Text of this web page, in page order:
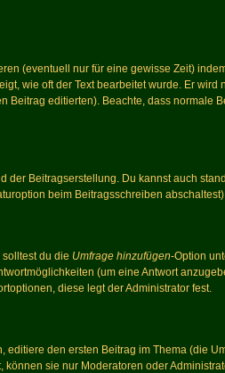
(eventuell nur für eine gewisse Zeit)
wie oft der Text bearbeitet wurde. Er wird
Beitrag editierten). Beachte, dass normale
der Beitragserstellung. Du kannst auch
beim Beitragsschreiben
du die Umfrage hinzufügen-Option
(um eine Antwort
diese legt der Administrator fest.
den ersten Beitrag im Thema (die
sie nur Moderatoren oder